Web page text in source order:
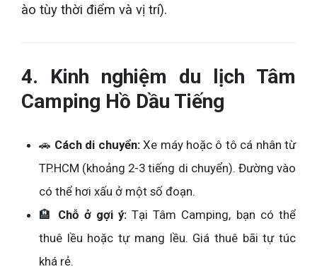
ào tùy thời điểm và vị trí).
4. Kinh nghiệm du lịch Tâm
Camping Hồ Dầu Tiếng
🚗 Cách di chuyển:Xe máy hoặc ô tô cá nhân từ
TP.HCM (khoảng 2-3 tiếng di chuyển). Đường vào
có thể hơi xấu ở một số đoạn.
🏨 Chỗ ở gợi ý:Tại Tâm Camping, bạn có thể
thuê lều hoặc tự mang lều. Giá thuê bãi tự túc
khá rẻ.